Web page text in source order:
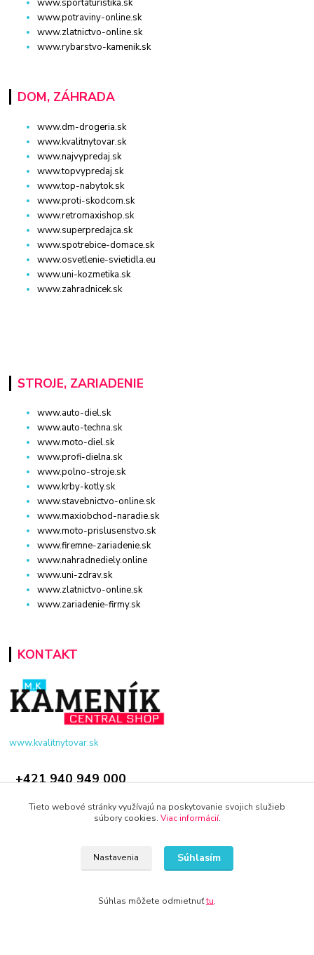
www.sportaturistika.sk
www.potraviny-online.sk
www.zlatnictvo-online.sk
www.rybarstvo-kamenik.sk
DOM, ZÁHRADA
www.dm-drogeria.sk
www.kvalitnytovar.sk
www.najvypredaj.sk
www.topvypredaj.sk
www.top-nabytok.sk
www.proti-skodcom.sk
www.retromaxishop.sk
www.superpredajca.sk
www.spotrebice-domace.sk
www.osvetlenie-svietidla.eu
www.uni-kozmetika.sk
www.zahradnicek.sk
STROJE, ZARIADENIE
www.auto-diel.sk
www.auto-techna.sk
www.moto-diel.sk
www.profi-dielna.sk
www.polno-stroje.sk
www.krby-kotly.sk
www.stavebnictvo-online.sk
www.maxiobchod-naradie.sk
www.moto-prislusenstvo.sk
www.firemne-zariadenie.sk
www.nahradnediely.online
www.uni-zdrav.sk
www.zlatnictvo-online.sk
www.zariadenie-firmy.sk
KONTAKT
www.kvalitnytovar.sk
+421 940 949 000
info@kamenik.sk
© 2024 Všetky práva vyhradené KAMENIK.SK
Tieto webové stránky využívajú na poskytovanie svojich služieb
súbory cookies. Viac informácií.
Nastavenia Súhlasím
Súhlas môžete odmietnuťtu.